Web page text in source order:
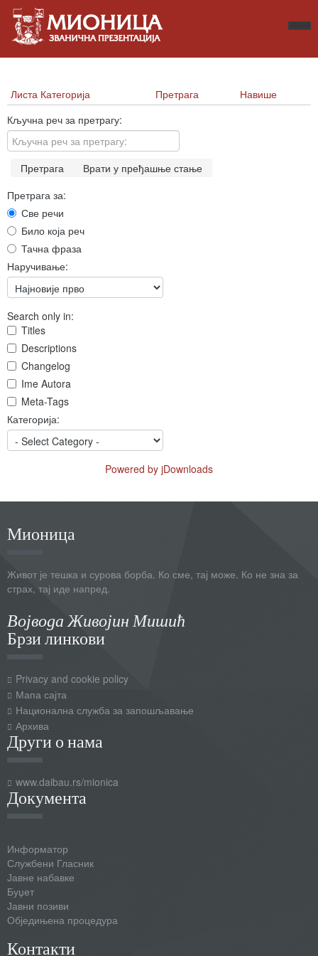
Листа Категорија Претрага
Навише
Кључна реч за претрагу:
Претрага
Врати у пређашње стање
Претрага за:
Све речи
Било која реч
Тачна фраза
Наручивање:
Search only in:
Titles
Descriptions
Changelog
Ime Autora
Meta-Tags
Категорија:
Powered by jDownloads
Мионица
Живот је тешка и сурова борба. Ко сме, тај може. Ко не зна за
страх, тај иде напред.
Војвода Живојин Мишић
Брзи линкови
Privacy and cookie policy
Мапа сајта
Национална служба за запошљавање
Архива
Други о нама
www.daibau.rs/mionica
Документа
Информатор
Службени Гласник
Јавне набавке
Буџет
Јавни позиви
Обједињена процедура
Контакти